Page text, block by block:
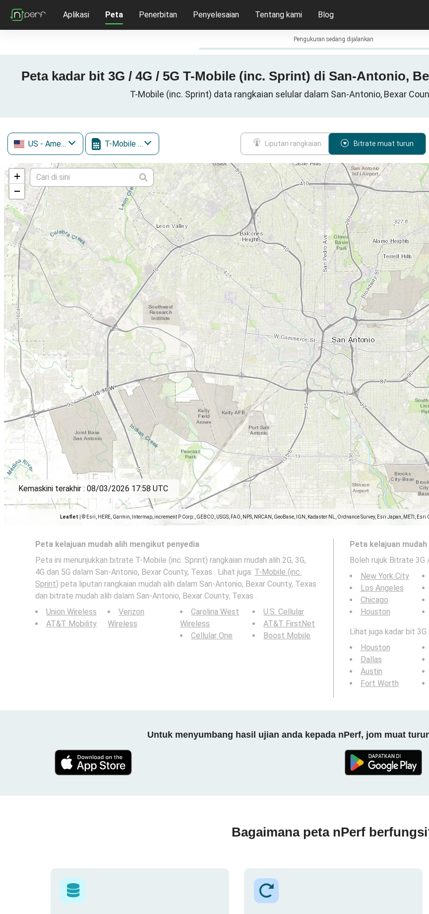
Aplikasi Peta Penerbitan Penyelesaian Tentang kami Blog
Pengukuran sedang dijalankan
Peta kadar bit 3G / 4G / 5G T-Mobile (inc. Sprint) di San-Antonio,
T-Mobile (inc. Sprint) data rangkaian selular dalam San-Antonio, Bexar
US - Amerika Syarikat T-Mobile (inc. Sprint) Liputan rangkaian Bitrate muat turun
+
−
Leaflet © Esri, HERE, Garmin, Intermap, increment P Corp., GEBCO, USGS, FAO, NPS, NRCAN, GeoBase, IGN, Kadaster NL, Ordnance Survey, Esri Japan, METI,
Kemaskini terakhir : 08/03/2026 17:58 UTC
Peta kelajuan mudah alih mengikut penyedia
Peta ini menunjukkan bitrate T-Mobile (inc. Sprint) rangkaian mudah alih 2G, 3G,
4G dan 5G dalam San-Antonio, Bexar County, Texas . Lihat juga: T-Mobile (inc.
Sprint) peta liputan rangkaian mudah alih dalam San-Antonio, Bexar County, Texas
dan bitrate mudah alih dalam San-Antonio, Bexar County, Texas .
Union Wireless
AT&T Mobility
Verizon
Wireless
Carolina West
Wireless
Cellular One
U.S. Cellular
AT&T FirstNet
Boost Mobile
Peta kelajuan
Boleh rujuk Bitrate 3G
New York City
Los Angeles
Chicago
Houston
Lihat juga kadar bit
Houston
Dallas
Austin
Fort Worth
Untuk menyumbang hasil ujian anda kepada nPerf, jom muat
Bagaimana peta nPerf